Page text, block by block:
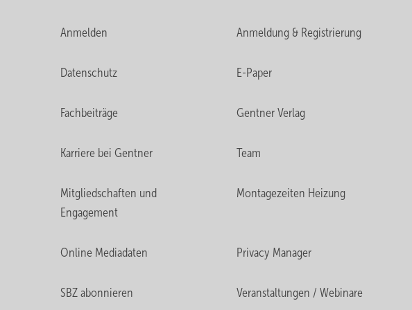
Anmelden Anmeldung & Registrierung
Datenschutz E-Paper
Fachbeiträge Gentner Verlag
Karriere bei Gentner Team
Mitgliedschaften und
Engagement
Montagezeiten Heizung
Online Mediadaten Privacy Manager
SBZ abonnieren Veranstaltungen / Webinare